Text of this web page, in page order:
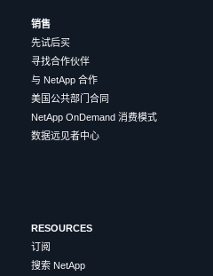
销售
先试后买
寻找合作伙伴
与 NetApp 合作
美国公共部门合同
NetApp OnDemand 消费模式
数据远见者中心
RESOURCES
订阅
搜索 NetApp